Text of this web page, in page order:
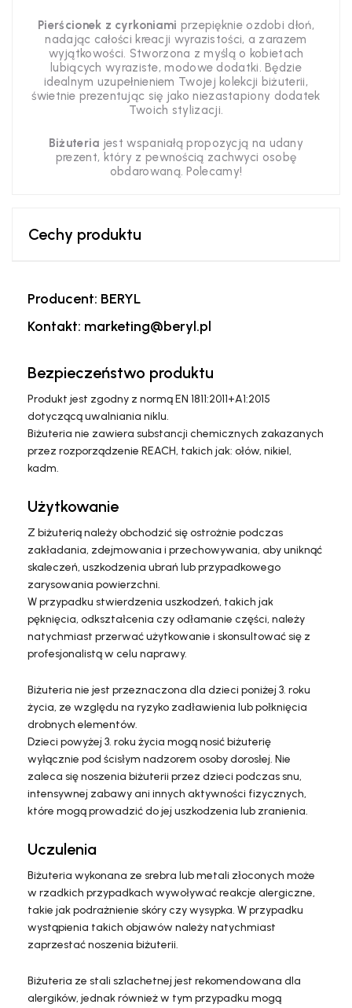
Pierścionek z cyrkoniami przepięknie ozdobi dłoń,
nadając całości kreacji wyrazistości, a zarazem
wyjątkowości. Stworzona z myślą o kobietach
lubiących wyraziste, modowe dodatki. Będzie
idealnym uzupełnieniem Twojej kolekcji biżuterii,
świetnie prezentując się jako niezastapiony dodatek
Twoich stylizacji.
Biżuteria jest wspaniałą propozycją na udany
prezent, który z pewnością zachwyci osobę
obdarowaną. Polecamy!
Cechy produktu
Producent: BERYL
Kontakt: marketing@beryl.pl
Bezpieczeństwo produktu
Produkt jest zgodny z normą EN 1811:2011+A1:2015
dotyczącą uwalniania niklu.
Biżuteria nie zawiera substancji chemicznych zakazanych
przez rozporządzenie REACH, takich jak: ołów, nikiel,
kadm.
Użytkowanie
Z biżuterią należy obchodzić się ostrożnie podczas
zakładania, zdejmowania i przechowywania, aby uniknąć
skaleczeń, uszkodzenia ubrań lub przypadkowego
zarysowania powierzchni.
W przypadku stwierdzenia uszkodzeń, takich jak
pęknięcia, odkształcenia czy odłamanie części, należy
natychmiast przerwać użytkowanie i skonsultować się z
profesjonalistą w celu naprawy.
Biżuteria nie jest przeznaczona dla dzieci poniżej 3. roku
życia, ze względu na ryzyko zadławienia lub połknięcia
drobnych elementów.
Dzieci powyżej 3. roku życia mogą nosić biżuterię
wyłącznie pod ścisłym nadzorem osoby dorosłej. Nie
zaleca się noszenia biżuterii przez dzieci podczas snu,
intensywnej zabawy ani innych aktywności fizycznych,
które mogą prowadzić do jej uszkodzenia lub zranienia.
Uczulenia
Biżuteria wykonana ze srebra lub metali złoconych może
w rzadkich przypadkach wywoływać reakcje alergiczne,
takie jak podrażnienie skóry czy wysypka. W przypadku
wystąpienia takich objawów należy natychmiast
zaprzestać noszenia biżuterii.
Biżuteria ze stali szlachetnej jest rekomendowana dla
alergików, jednak również w tym przypadku mogą